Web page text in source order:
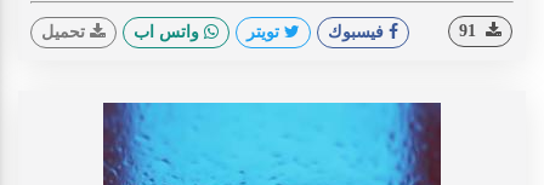
فيسبوك تويتر واتس اب تحميل